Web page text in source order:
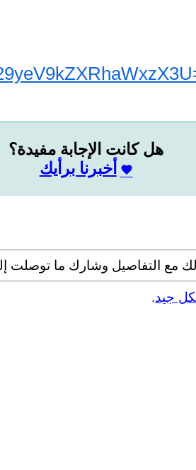
هل كانت الإجابة مفيدة؟
أخبرنا برأيك
مع التفاصيل وشارك ما توصلت
جيد.